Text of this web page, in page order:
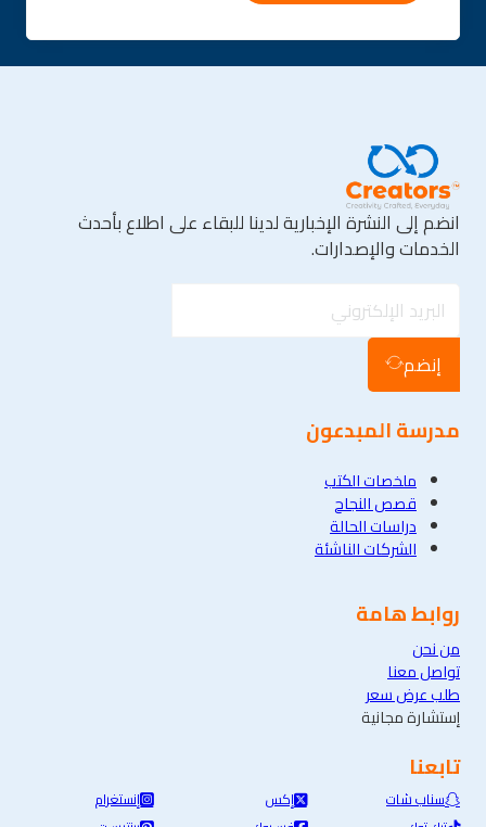
انضم إلى النشرة الإخبارية لدينا للبقاء على اطلاع بأحدث
الخدمات والإصدارات.
إنضم
مدرسة المبدعون
ملخصات الكتب
قصص النجاح
دراسات الحالة
الشركات الناشئة
روابط هامة
من نحن
تواصل معنا
طلب عرض سعر
إستشارة مجانية
تابعنا
سناب شات إكس
إنستغرام